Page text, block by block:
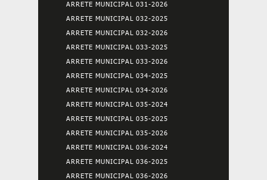
ARRETE MUNICIPAL 031-2026
ARRETE MUNICIPAL 032-2025
ARRETE MUNICIPAL 032-2026
ARRETE MUNICIPAL 033-2025
ARRETE MUNICIPAL 033-2026
ARRETE MUNICIPAL 034-2025
ARRETE MUNICIPAL 034-2026
ARRETE MUNICIPAL 035-2024
ARRETE MUNICIPAL 035-2025
ARRETE MUNICIPAL 035-2026
ARRETE MUNICIPAL 036-2024
ARRETE MUNICIPAL 036-2025
ARRETE MUNICIPAL 036-2026